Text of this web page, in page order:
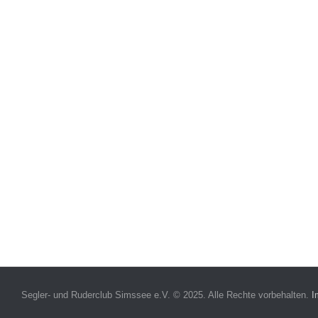
Segler- und Ruderclub Simssee e.V. © 2025. Alle Rechte vorbehalten.